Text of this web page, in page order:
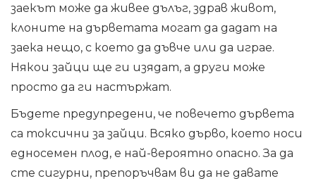
заекът може да живее дълъг, здрав живот,
клоните на дърветата могат да дадат на
заека нещо, с което да дъвче или да играе.
Някои зайци ще ги изядат, а други може
просто да ги настържат.
Бъдете предупредени, че повечето дървета
са токсични за зайци. Всяко дърво, което носи
едносемен плод, е най-вероятно опасно. За да
сте сигурни, препоръчвам ви да не давате